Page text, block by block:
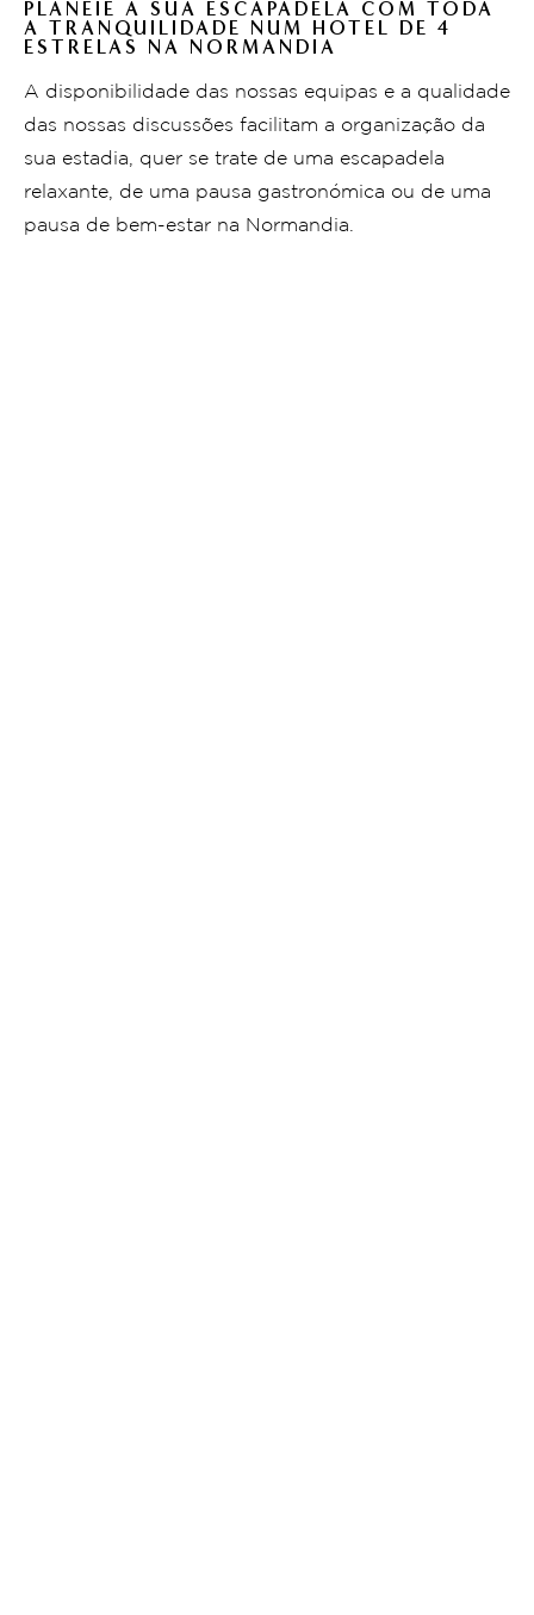
PLANEIE A SUA ESCAPADELA COM TODA
A TRANQUILIDADE NUM HOTEL DE 4
ESTRELAS NA NORMANDIA
A disponibilidade das nossas equipas e a qualidade
das nossas discussões facilitam a organização da
sua estadia, quer se trate de uma escapadela
relaxante, de uma pausa gastronómica ou de uma
pausa de bem-estar na Normandia.